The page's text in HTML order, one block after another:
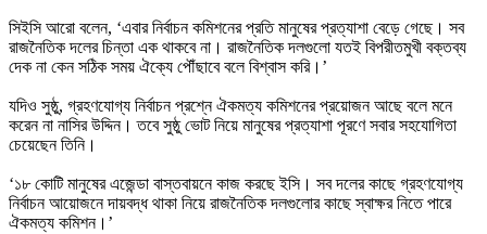
সিইসি আরো বলেন, ‘এবার নির্বাচন কমিশনের প্রতি মানুষের প্রত্যাশা বেড়ে গেছে। সব
রাজনৈতিক দলের চিন্তা এক থাকবে না। রাজনৈতিক দলগুলো যতই বিপরীতমুখী বক্তব্য
দেক না কেন সঠিক সময় ঐক্যে পৌঁছাবে বলে বিশ্বাস করি।’
যদিও সুষ্ঠু, গ্রহণযোগ্য নির্বাচন প্রশ্নে ঐকমত্য কমিশনের প্রয়োজন আছে বলে মনে
করেন না নাসির উদ্দিন। তবে সুষ্ঠু ভোট নিয়ে মানুষের প্রত্যাশা পূরণে সবার সহযোগিতা
চেয়েছেন তিনি।
‘১৮ কোটি মানুষের এজেন্ডা বাস্তবায়নে কাজ করছে ইসি। সব দলের কাছে গ্রহণযোগ্য
নির্বাচন আয়োজনে দায়বদ্ধ থাকা নিয়ে রাজনৈতিক দলগুলোর কাছে স্বাক্ষর নিতে পারে
ঐকমত্য কমিশন।’